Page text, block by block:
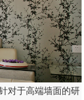
对于高端墙面的研